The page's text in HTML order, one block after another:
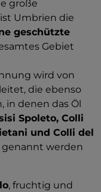
große
Umbrien die
geschützte
Gebiet
wird von
die ebenso
denen das Öl
Spoleto, Colli
und Colli del
werden
, fruchtig und